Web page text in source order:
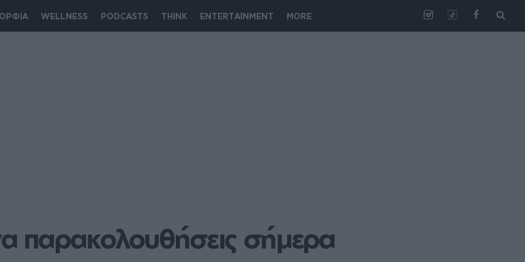
WELLNESS PODCASTS THINK ENTERTAINMENT MORE
παρακολουθήσεις σήμερα